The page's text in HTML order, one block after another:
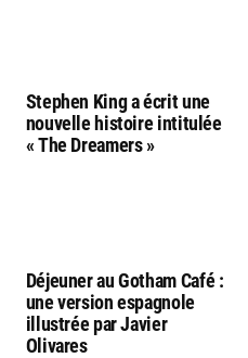
Stephen King a écrit une
nouvelle histoire intitulée
« The Dreamers »
Déjeuner au Gotham Café :
une version espagnole
illustrée par Javier
Olivares